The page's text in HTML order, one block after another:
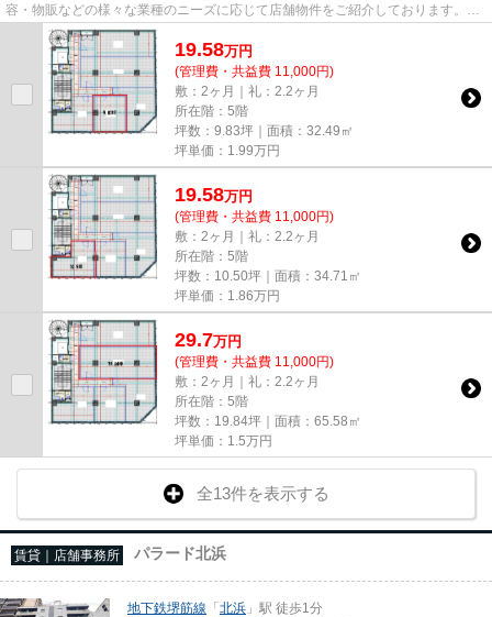
容・物販などの様々な業種のニーズに応じて店舗物件をご紹介しております。
尚、弊社ではおとり広告は一切...
19.58万円
(管理費・共益費 11,000円)
敷：2ヶ月｜礼：2.2ヶ月
所在階：5階
坪数：9.83坪｜面積：32.49㎡
坪単価： 1.99万円
19.58万円
(管理費・共益費 11,000円)
敷：2ヶ月｜礼：2.2ヶ月
所在階：5階
坪数：10.50坪｜面積：34.71㎡
坪単価： 1.86万円
29.7万円
(管理費・共益費 11,000円)
敷：2ヶ月｜礼：2.2ヶ月
所在階：5階
坪数：19.84坪｜面積：65.58㎡
坪単価： 1.5万円
全13件を表示する
賃貸｜店舗事務所 パラード北浜
地下鉄堺筋線 「北浜 」駅 徒歩1分